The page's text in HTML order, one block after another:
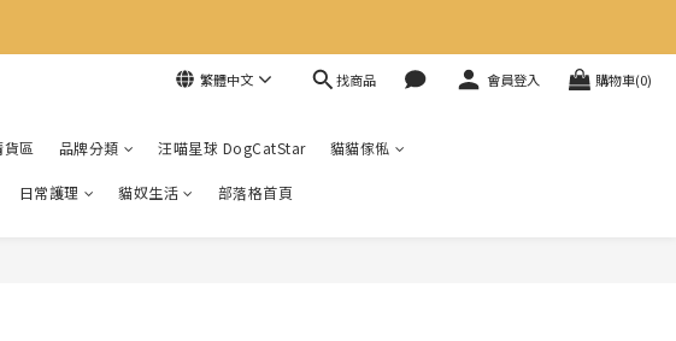
繁體中文 找商品 會員登入 購物車(0)
區 品牌分類 汪喵星球 DogCatStar 貓貓傢俬
日常護理 貓奴生活 部落格首頁